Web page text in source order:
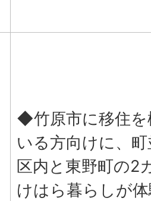
◆竹原市に移住を
いる方向けに、
区内と東野町の2
けはら暮らしが